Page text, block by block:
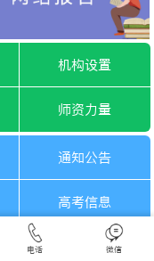
机构设置
师资力量
通知公告
高考信息
六月选考
电话 微信